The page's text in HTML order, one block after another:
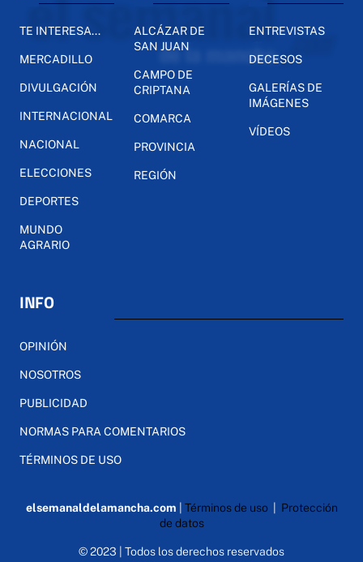
TE INTERESA...
MERCADILLO
DIVULGACIÓN
INTERNACIONAL
NACIONAL
ELECCIONES
DEPORTES
MUNDO
AGRARIO
ALCÁZAR DE
SAN JUAN
CAMPO DE
CRIPTANA
COMARCA
PROVINCIA
REGIÓN
ENTREVISTAS
DECESOS
GALERÍAS DE
IMÁGENES
VÍDEOS
INFO
OPINIÓN
NOSOTROS
PUBLICIDAD
NORMAS PARA COMENTARIOS
TÉRMINOS DE USO
elsemanaldelamancha.com Términos de uso| Protección
de datos
© 2023 | Todos los derechos reservados